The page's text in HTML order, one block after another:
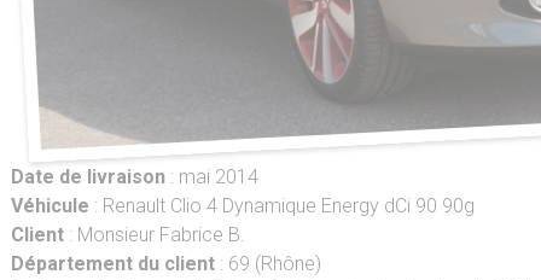
Date de livraison: mai 2014
Véhicule : Renault Clio 4 Dynamique Energy dCi 90 90g
Client: Monsieur Fabrice B.
Département du client: 69 (Rhône)